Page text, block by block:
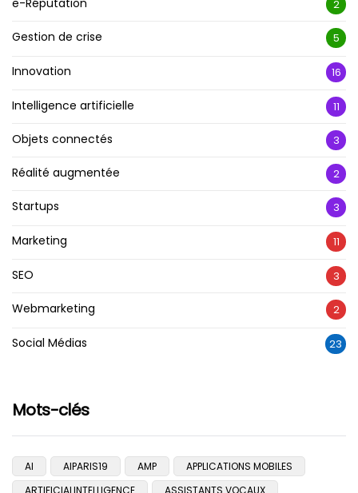
e-Réputation 2
Gestion de crise 5
Innovation 16
Intelligence artificielle 11
Objets connectés 3
Réalité augmentée 2
Startups 3
Marketing 11
SEO 3
Webmarketing 2
Social Médias 23
Mots-clés
AI AIPARIS19 AMP
APPLICATIONS MOBILES